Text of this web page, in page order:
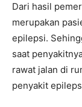
Dari hasil
merupakan
epilepsi.
saat
rawat jalan di
penyakit